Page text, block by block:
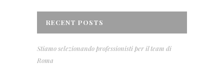
RECENT POSTS
Stiamo selezionando professionisti per il team di
Roma